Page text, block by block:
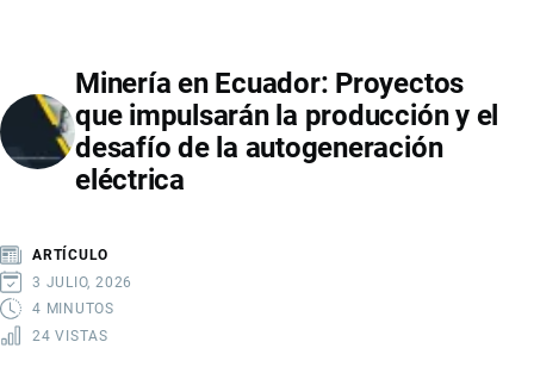
DEL
TRABAJO
Y
DESARROLLO
DE
LA
REFORMA
Minería en Ecuador: Proyectos
que impulsarán la producción y el
desafío de la autogeneración
eléctrica
ARTÍCULO
3 JULIO, 2026
4 MINUTOS
24 VISTAS